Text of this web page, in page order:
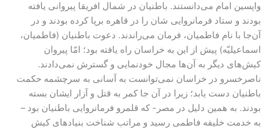
واپسین امام می‌دانستند. باطنیان در شمال افریقا پیروانی یافته
بودند و ستاد فرمانروایی شان را در قاهره برپا کرده بودند و در
آن‌جا با نام فاطمیان، فرمان می‌راندند. دعوت باطنیان (فاطمیان،
اسماعیلیّه) پیش از این به خراسان راه یافته بود؛ امّا پیروان
کیش‌های دیگر به آن‌ها مجال خودنمایی و گسترش نمی‌دادند.
ناصرخسرو در خراسان نمی‌توانست به آسانی به سرچشمه‌ حکمت
باطنیان دست یابد؛ زیرا در آن‌ جا کمر به قتل و آزار ایشان بسته
بودند. به همین دلیل در مصر- که قلمرو فرمانروایی باطنیان بود –
به خدمت خلیفه‌ فاطمی رسید و مراتب شناخت بنیادهای کیش